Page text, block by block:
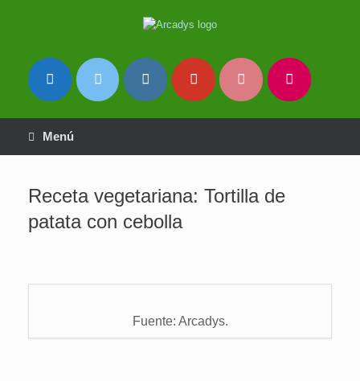
Menú
Receta vegetariana: Tortilla de
patata con cebolla
Fuente: Arcadys.